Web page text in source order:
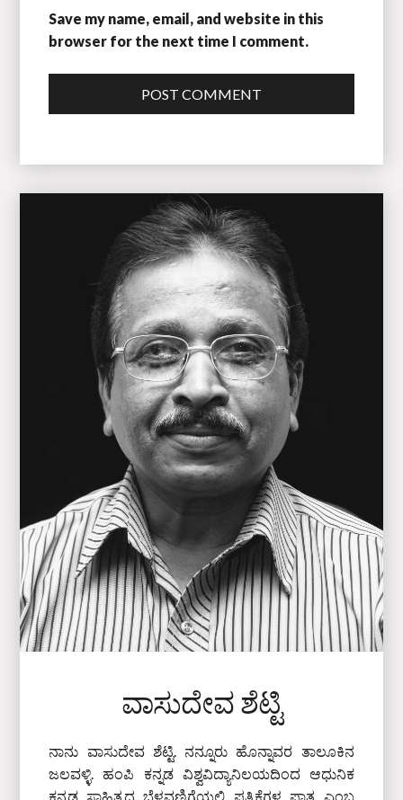
Save my name, email, and website in this
browser for the next time I comment.
POST COMMENT
ವಾಸುದೇವ ಶೆಟ್ಟಿ
ನಾನು ವಾಸುದೇವ ಶೆಟ್ಟಿ. ನನ್ನೂರು ಹೊನ್ನಾವರ ತಾಲೂಕಿನ
ಜಲವಳ್ಳಿ. ಹಂಪಿ ಕನ್ನಡ ವಿಶ್ವವಿದ್ಯಾನಿಲಯದಿಂದ ಆಧುನಿಕ
ಕನ್ನಡ ಸಾಹಿತ್ಯದ ಬೆಳವಣಿಗೆಯಲ್ಲಿ ಪತ್ರಿಕೆಗಳ ಪಾತ್ರ ಎಂಬ